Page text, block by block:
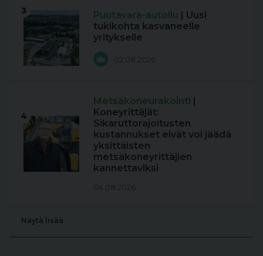
3 Puutavara-autoilu | Uusi
tukikohta kasvaneelle
yritykselle
02.08.2026
4
Metsäkoneurakointi |
Koneyrittäjät:
Sikaruttorajoitusten
kustannukset eivät voi jäädä
yksittäisten
metsäkoneyrittäjien
kannettaviksi
04.08.2026
Näytä lisää